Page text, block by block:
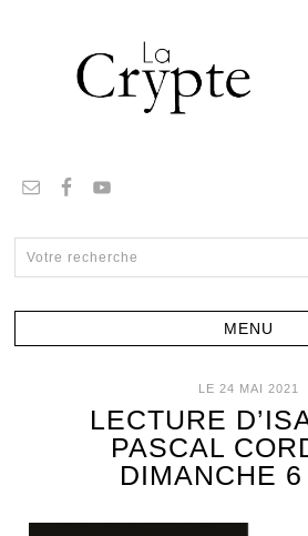
LE 24 MAI 2021
LECTURE
PASCAL
DIMANCHE